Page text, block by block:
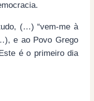
(…) “vem-me à
e ao Povo Grego
é o primeiro dia